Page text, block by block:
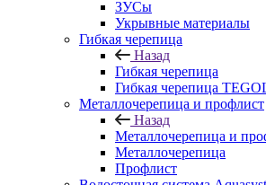
ЗУСы
Укрывные материалы
Гибкая черепица
Назад
Гибкая черепица
Гибкая черепица
Металлочерепица и профлист
Назад
Металлочерепица и
Металлочерепица
Профлист